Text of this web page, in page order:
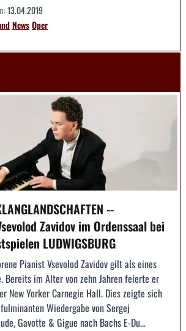
13.04.2019
NewsOper
--
Zavidov im Ordenssaal bei
LUDWIGSBURG
Pianist Vsevolod Zavidov gilt als eines
Bereits im Alter von zehn Jahren feierte er
New Yorker Carnegie Hall. Dies zeigte sich
Wiedergabe von Sergej
Gavotte & Gigue nach Bachs E-Du...